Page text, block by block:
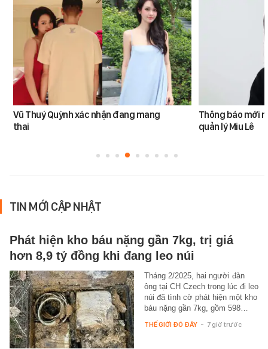
Vũ Thuý Quỳnh xác nhận đang mang
thai
Thông báo mới
quản lý Miu Lê
TIN MỚI CẬP NHẬT
Phát hiện kho báu nặng gần 7kg, trị giá
hơn 8,9 tỷ đồng khi đang leo núi
Tháng 2/2025, hai người đàn
ông tại CH Czech trong lúc đi leo
núi đã tình cờ phát hiện một kho
báu nặng gần 7kg, gồm 598…
THẾ GIỚI ĐÓ ĐÂY - 7 giờ trước